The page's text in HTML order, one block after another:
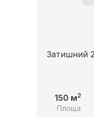
Затишний
150 м2
Площа